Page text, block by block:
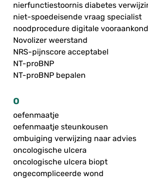
nierfunctiestoornis diabetes
niet-spoedeisende vraag specialist
noodprocedure digitale
Novolizer weerstand
NRS-pijnscore acceptabel
NT-proBNP
NT-proBNP bepalen
O
oefenmaatje
oefenmaatje steunkousen
ombuiging verwijzing naar advies
oncologische ulcera
oncologische ulcera biopt
ongecompliceerde wond